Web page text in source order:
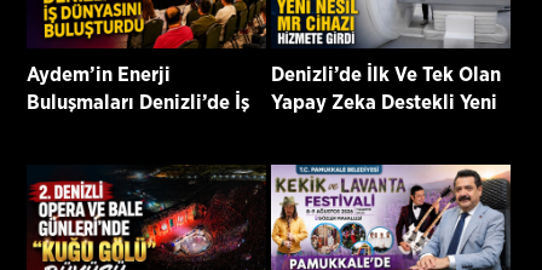
Aydem’in Enerji
Buluşmaları Denizli’de İş
Denizli’de İlk Ve Tek Olan
Yapay Zeka Destekli Yeni